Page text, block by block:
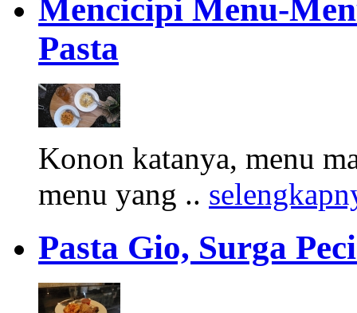
Mencicipi Menu-
Pasta
Konon katanya, menu
menu yang ..
Pasta Gio, Surga